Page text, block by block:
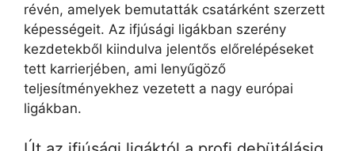
révén, amelyek bemutatták csatárként szerzett
képességeit. Az ifjúsági ligákban szerény
kezdetekből kiindulva jelentős előrelépéseket
tett karrierjében, ami lenyűgöző
teljesítményekhez vezetett a nagy európai
ligákban.